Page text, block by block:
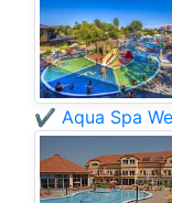
✔️ Aqua Spa